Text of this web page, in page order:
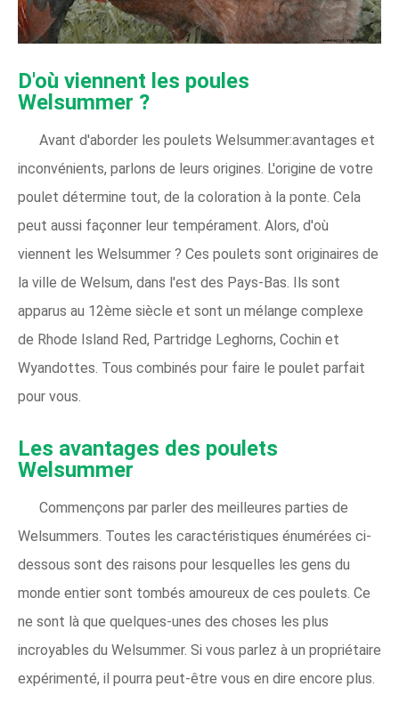
D'où viennent les poules
Welsummer ?
Avant d'aborder les poulets Welsummer:avantages et
inconvénients, parlons de leurs origines. L'origine de votre
poulet détermine tout, de la coloration à la ponte. Cela
peut aussi façonner leur tempérament. Alors, d'où
viennent les Welsummer ? Ces poulets sont originaires de
la ville de Welsum, dans l'est des Pays-Bas. Ils sont
apparus au 12ème siècle et sont un mélange complexe
de Rhode Island Red, Partridge Leghorns, Cochin et
Wyandottes. Tous combinés pour faire le poulet parfait
pour vous.
Les avantages des poulets
Welsummer
Commençons par parler des meilleures parties de
Welsummers. Toutes les caractéristiques énumérées ci-
dessous sont des raisons pour lesquelles les gens du
monde entier sont tombés amoureux de ces poulets. Ce
ne sont là que quelques-unes des choses les plus
incroyables du Welsummer. Si vous parlez à un propriétaire
expérimenté, il pourra peut-être vous en dire encore plus.